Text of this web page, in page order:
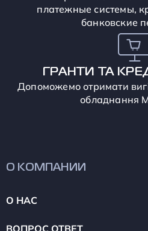
платежные системы,
банковские
ГРАНТИ ТА
Допоможемо отримати
обладнання
О КОМПАНИИ
О НАС